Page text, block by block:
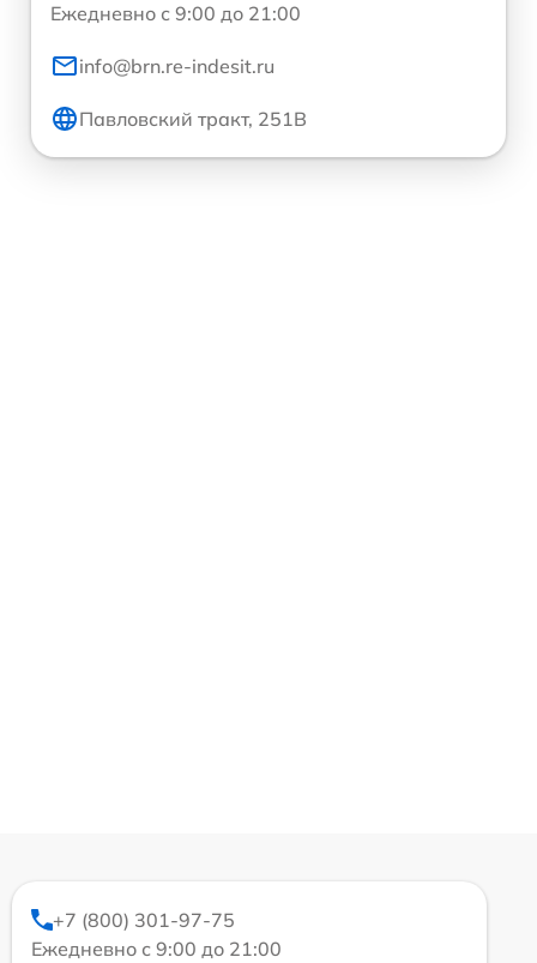
Ежедневно с 9:00 до 21:00
info@brn.re-indesit.ru
Павловский тракт, 251В
+7 (800) 301-97-75
Ежедневно с 9:00 до 21:00